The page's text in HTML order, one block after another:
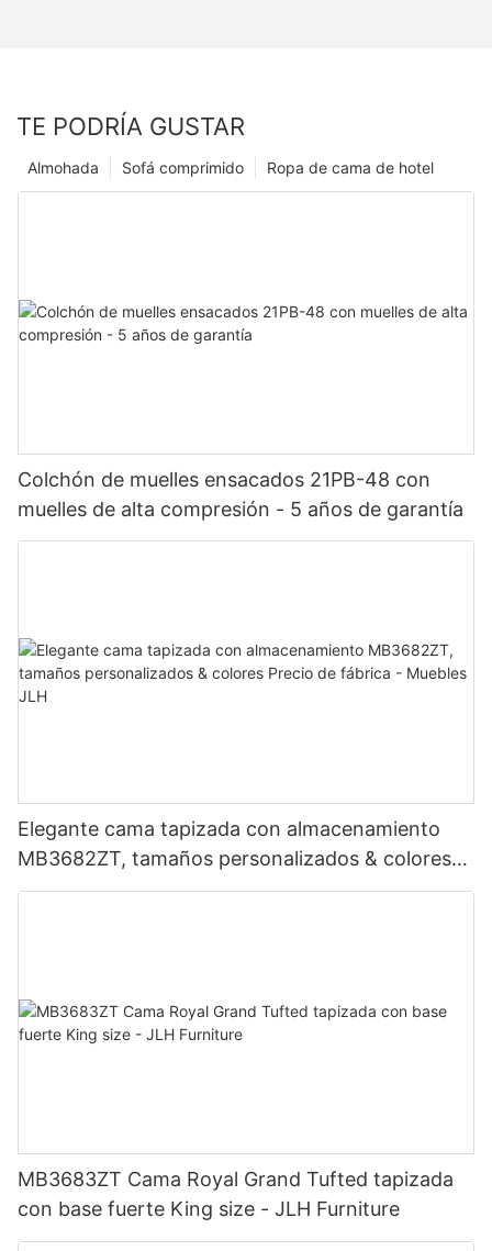
TE PODRÍA GUSTAR
Ropa de cama de hotel
Sofá comprimido
Almohada
Colchón de muelles ensacados 21PB-48 con
muelles de alta compresión - 5 años de garantía
Elegante cama tapizada con almacenamiento
MB3682ZT, tamaños personalizados & colores
Precio de fábrica - Muebles JLH
MB3683ZT Cama Royal Grand Tufted tapizada
con base fuerte King size - JLH Furniture